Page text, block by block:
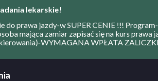
lekarskie!
do prawa jazdy-w SUPER CENIE !!!
mająca zamiar zapisać się na kurs
WYMAGANA WPŁATA